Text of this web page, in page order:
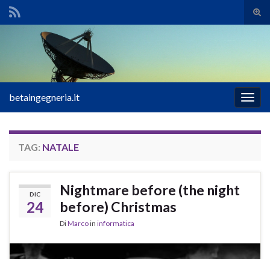
il
Search for:
la
betaingegneria.it
TAG: NATALE
DIC
24
Nightmare before (the night
before) Christmas
DiMarcoin informatica